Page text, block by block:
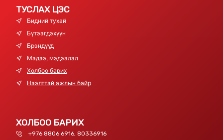
ТУСЛАХ ЦЭС
Бидний тухай
Бүтээгдэхүүн
Брэндүүд
Мэдээ, мэдээлэл
Холбоо барих
Нээлттэй ажлын байр
ХОЛБОО БАРИХ
+976 8806 6916, 80336916